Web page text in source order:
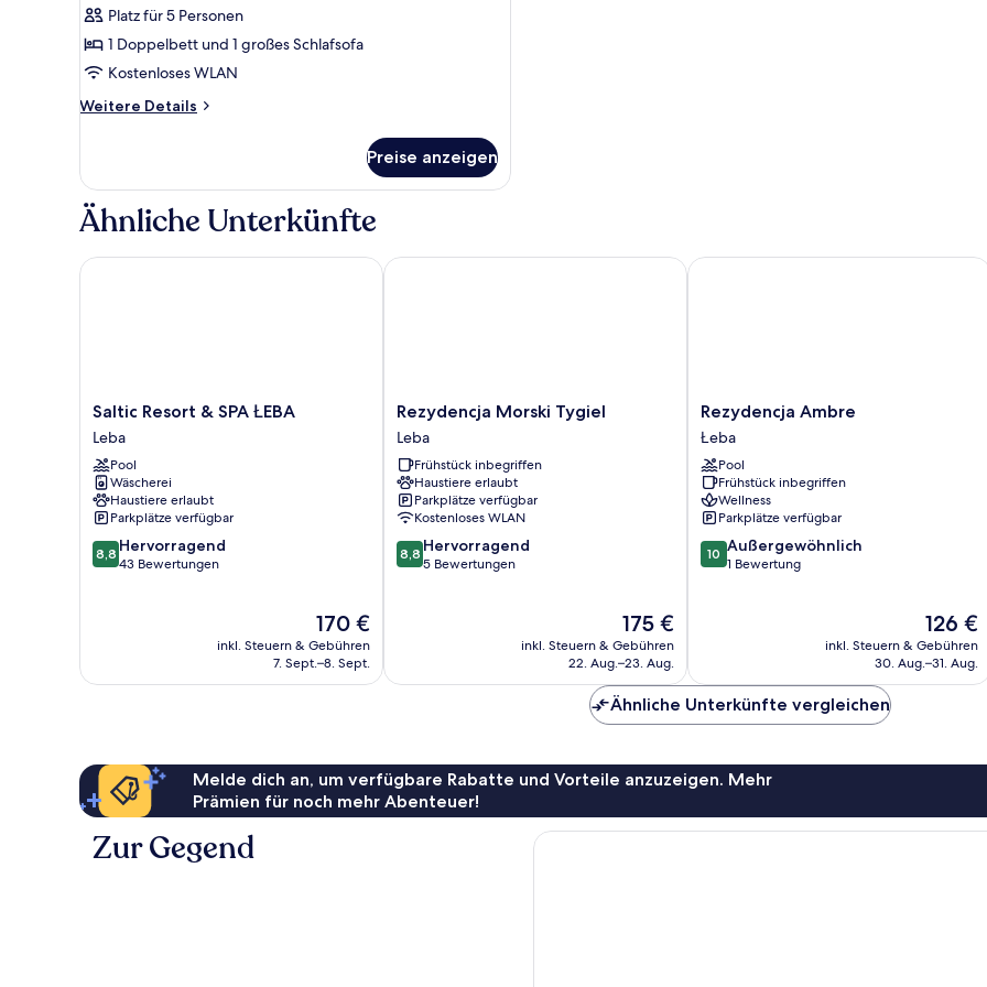
Luxury-
Doppelzimmer
anzeigen
Platz für 5 Personen
1 Doppelbett und 1 großes Schlafsofa
Kostenloses WLAN
Weitere Details
Weitere
Doppelzimmer
Preise anzeigen
Ähnliche Unterkünfte
Saltic
Resort
&
SPA
ŁEBA
Leba
Saltic Resort & SPA ŁEBA
Leba
Pool
Wäscherei
Haustiere erlaubt
Parkplätze verfügbar
8.8
von
8,8 Hervorragend
43 Bewertungen
Der
Preis
beträgt
170 €
inkl. Steuern & Gebühren
7. Sept.–8. Sept.
Saltic Resort & SPA ŁEBA
Rezydencja
Morski
Tygiel
Leba
Rezydencja Morski Tygiel
Leba
Frühstück inbegriffen
Haustiere erlaubt
Parkplätze verfügbar
Kostenloses WLAN
8.8
von
8,8 Hervorragend
5 Bewertungen
Der
Preis
beträgt
175 €
inkl. Steuern & Gebühren
22. Aug.–23. Aug.
Rezydencja Morski Tygiel
Rezydencja
Ambre
Łeba
Rezydencja Ambre
Łeba
Pool
Frühstück inbegriffen
Wellness
Parkplätze verfügbar
10.0
von
10 Außergewöhnlich
1 Bewertung
Der
Preis
beträgt
126 €
inkl. Steuern & Gebühren
30. Aug.–31. Aug.
Rezydencja Ambre
Ähnliche Unterkünfte vergleichen
Melde dich an, um verfügbare Rabatte und Vorteile anzuzeigen. Mehr
Prämien für noch mehr Abenteuer!
Zur Gegend